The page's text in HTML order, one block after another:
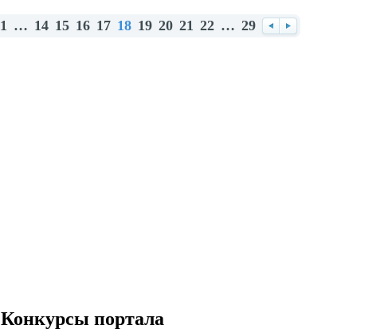
1 … 14 15 16 17 18 19 20 21 22 … 29
Конкурсы портала